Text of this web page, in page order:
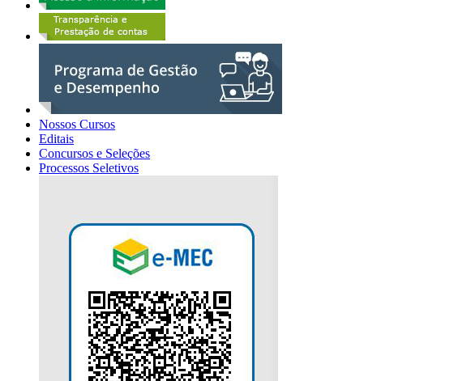
Nossos Cursos
Editais
Concursos e Seleções
Processos Seletivos